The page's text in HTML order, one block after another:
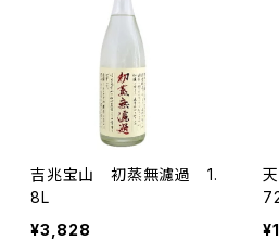
吉兆宝山 初蒸無濾過 1.
8L
¥3,828